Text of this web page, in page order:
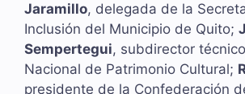
Jaramillo, delegada de la
Inclusión del Municipio de Quito;
Sempertegui, subdirector
Nacional de Patrimonio Cultural;
presidente de la Confederación